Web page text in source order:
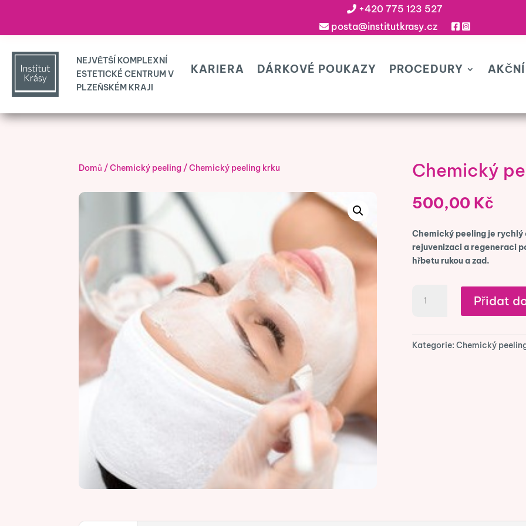
+420 775 123 527
posta@institutkrasy.cz
KARIERA DÁRKOVÉ POUKAZY PROCEDURY
Domů /Chemický peeling /Chemický peeling krku Chemický
500,00 Kč
Chemický peeling je rychlý
rejuvenizaci a regeneraci
hřbetu rukou a zad.
peeling
Přidat
Kategorie: Chemický